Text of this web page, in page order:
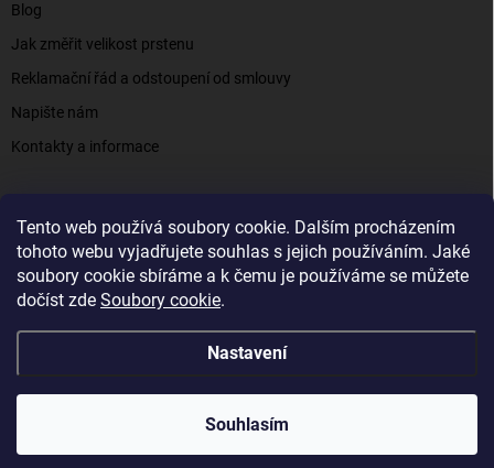
Tento web používá soubory cookie. Dalším procházením
tohoto webu vyjadřujete souhlas s jejich používáním. Jaké
soubory cookie sbíráme a k čemu je používáme se můžete
dočíst zde Soubory cookie.
Nastavení
Souhlasím
Blog
Jak změřit velikost prstenu
Reklamační řád a odstoupení od smlouvy
Napište nám
Kontakty a informace
Elenys.cz - šperky, kterým věříte už od roku 2016
Vytvořil Shoptet